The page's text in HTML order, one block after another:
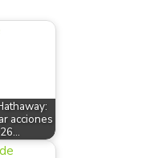
acciones